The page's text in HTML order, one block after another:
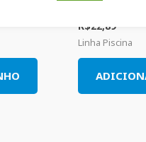
R$22,89
Linha Piscina